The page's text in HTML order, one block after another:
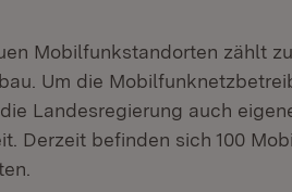
Mobilfunkstandorten zählt
Um die
Landesregierung auch
Derzeit befinden sich 100